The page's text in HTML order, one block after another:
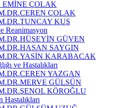
EMİNE ÇOLAK
ÇOLAK
KUŞ
Reanimasyon
GÜVEN
SAYGIN
KARABACAK
ve Hastalıkları
YAZGAN
GÜLSÜN
KÖROĞLU
Hastalıkları